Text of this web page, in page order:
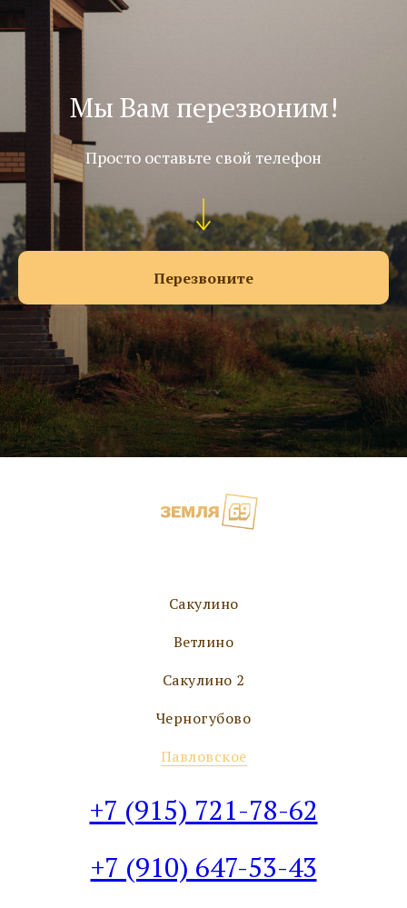
Мы Вам перезвоним!
Просто оставьте свой телефон
Перезвоните
Сакулино
Ветлино
Сакулино 2
Черногубово
Павловское
+7 (915) 721-78-62
+7 (910) 647-53-43